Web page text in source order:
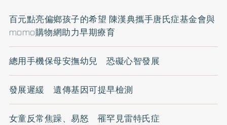
百元點亮偏鄉孩子的希望 陳漢典攜手唐氏症基金會與
momo購物網助力早期療育
總用手機保母安撫幼兒 恐礙心智發展
發展遲緩 遺傳基因可提早檢測
女童反常焦躁、易怒 罹罕見雷特氏症